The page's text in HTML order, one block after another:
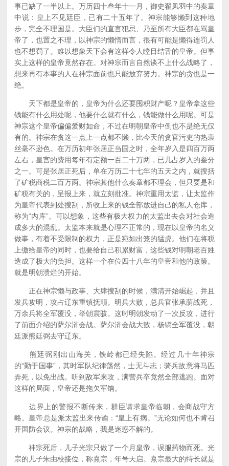
事已缺了一半以上。万历四十叁年十一月，御史翟凤羽中的奏章
中说：皇上不见廷臣，已有二十五年了。神宗能够懒到这种地
步，完全不理国是。大臣们的直言犯忌、乃至所有大臣都在骂皇
帝了，也置之不理，以神宗的懒惰而言，很有可能是懒得连罚人
也不想罚了。难以想象天下会有这样令人瞠目结舌的皇帝。但事
实上这样的皇帝竟然存在。对神宗而言自然谈不上什么战略了，
想来再有本事的人在神宗面前也只能放弃努力。神宗的贪也是一
绝。
天下都是皇帝的，皇帝为什么还要囤积财产呢？皇帝拿这些
钱能有什么用处呢，他要什么就有什么，钱能做什么用呢。可是
神宗这个皇帝偏偏爱财如命，不过在明朝皇帝中倒也不是绝无仅
有的。神宗在贪这一点上一点都不懒，比今天的贪官污吏的热衷
丝毫不逊色。在万历初年张居正当国之时，全年岁入是四百万两
左右，皇宫的费用每年有定额一百二十万两，已几占岁入的叁分
之一。可是张居正死后，单在万历二十七年的五天之内，就搜括
了矿税商税二百万两。神宗其他什么奏章都不理会，但只要是和
矿税有关的，呈报上来，就立刻批准。神宗重用太监，让太监作
为皇帝代表到处搜刮，所收上来的钱全部放进自己的私人仓库，
称为“内库”。可以想象，这些有极大权力的太监出去会对社会造
成多大的混乱。太监本来就是心理不正常的，现在以皇帝的名义
做事，有着不受限制的权力，正是宛如出笼的猛虎。他们在将税
上缴给皇帝的同时，也要给自己积累财富，这些钱对明朝老百姓
造成了极大的负担。这样一个在位四十八年的皇帝和他的政策。
就是明朝溃烂的开始。
正在神宗懒与政事、大肆搜刮的时候，满清开始崛起，并且
发兵攻明，攻占辽东重镇抚顺。明兵大败，总兵官张承荫战死，
万余兵将全军覆没，举朝震骇。这时明朝发动了一次反攻，进行
了前面介绍的萨尔浒会战。萨尔浒会战大败，杨镐全军覆没，朝
廷派熊廷弼去守辽东。
熊廷弼刚出山海关，铁岭都已经失陷。经过几十年神宗
的“勤于国事”，其时军队纪律荡然，士无斗志；骑兵故意将马匹
弄死，以免出战。听到敌军来攻，满营兵卒竟然全部逃跑。面对
这样的局面，皇帝还是拖欠军饷。
边界上的警报不断传来，群臣请求皇帝临朝，会商战守方
略。皇帝总是派太监出来传谕：“皇上有病。”无论如何也不肯召
开国防会议。神宗的战略，我是迷惑不解的。
神宗死后，儿子光宗只做了一个月皇帝，误服药物而死。光
宗的儿子朱由校接位，称熹宗，年号天启。熹宗最大的特长就是